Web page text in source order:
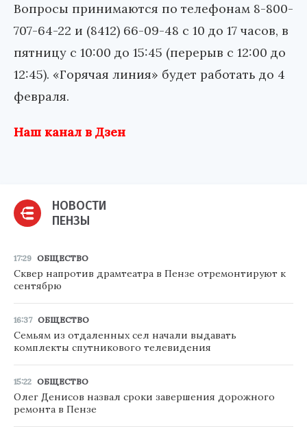
Вопросы принимаются по телефонам 8-800-
707-64-22 и (8412) 66-09-48 с 10 до 17 часов, в
пятницу с 10:00 до 15:45 (перерыв с 12:00 до
12:45). «Горячая линия» будет работать до 4
февраля.
Наш канал в Дзен
НОВОСТИ
ПЕНЗЫ
17:29 ОБЩЕСТВО
Сквер напротив драмтеатра в Пензе отремонтируют к
сентябрю
16:37 ОБЩЕСТВО
Семьям из отдаленных сел начали выдавать
комплекты спутникового телевидения
15:22 ОБЩЕСТВО
Олег Денисов назвал сроки завершения дорожного
ремонта в Пензе